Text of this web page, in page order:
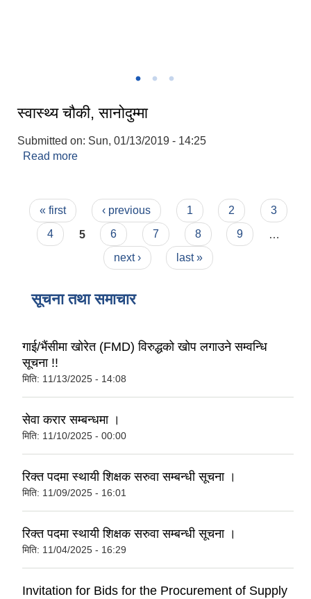
स्वास्थ्य चौकी, सानोदुम्मा
Submitted on: Sun, 01/13/2019 - 14:25
Read more
Pages
« first ‹ previous 1 2
3
4
5 6 7 8 9
next ›
last »
सूचना तथा समाचार
गाई/भैंसीमा खोरेत (FMD) विरुद्धको खोप लगाउने सम्वन्धि
सूचना !!
मिति: 11/13/2025 - 14:08
सेवा करार सम्बन्धमा ।
मिति: 11/10/2025 - 00:00
रिक्त पदमा स्थायी शिक्षक सरुवा सम्बन्धी सूचना ।
मिति: 11/09/2025 - 16:01
रिक्त पदमा स्थायी शिक्षक सरुवा सम्बन्धी सूचना ।
मिति: 11/04/2025 - 16:29
Invitation for Bids for the Procurement of Supply